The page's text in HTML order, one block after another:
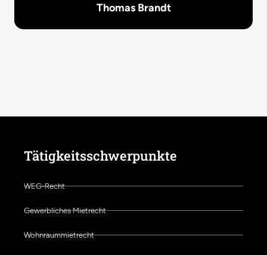
Thomas Brandt
Tätigkeitsschwerpunkte
WEG-Recht
Gewerbliches Mietrecht
Wohnraummietrecht